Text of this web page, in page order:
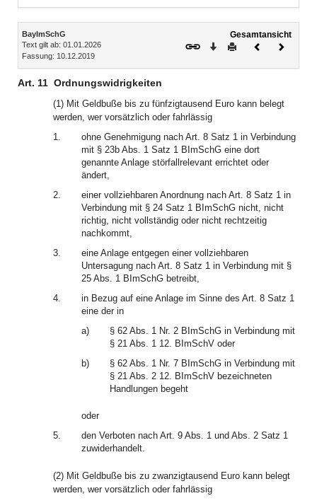
Inhalt
BayImSchG
Text gilt ab: 01.01.2026
Fassung: 10.12.2019
Gesamtansicht
Download
DruckenVorheriges
Art. 11 Ordnungswidrigkeiten
(1) Mit Geldbuße bis zu fünfzigtausend Euro kann belegt
werden, wer vorsätzlich oder fahrlässig
1.
ohne Genehmigung nach Art. 8 Satz 1 in Verbindung
mit § 23b Abs. 1 Satz 1 BImSchG eine dort
genannte Anlage störfallrelevant errichtet oder
ändert,
2.
einer vollziehbaren Anordnung nach Art. 8 Satz 1 in
Verbindung mit § 24 Satz 1 BImSchG nicht, nicht
richtig, nicht vollständig oder nicht rechtzeitig
nachkommt,
3.
eine Anlage entgegen einer vollziehbaren
Untersagung nach Art. 8 Satz 1 in Verbindung mit §
25 Abs. 1 BImSchG betreibt,
4.
in Bezug auf eine Anlage im Sinne des Art. 8 Satz 1
eine der in
a)
§ 62 Abs. 1 Nr. 2 BImSchG in Verbindung mit
§ 21 Abs. 1 12. BImSchV oder
b)
§ 62 Abs. 1 Nr. 7 BImSchG in Verbindung mit
§ 21 Abs. 2 12. BImSchV bezeichneten
Handlungen begeht
oder
5.
den Verboten nach Art. 9 Abs. 1 und Abs. 2 Satz 1
zuwiderhandelt.
(2) Mit Geldbuße bis zu zwanzigtausend Euro kann belegt
werden, wer vorsätzlich oder fahrlässig